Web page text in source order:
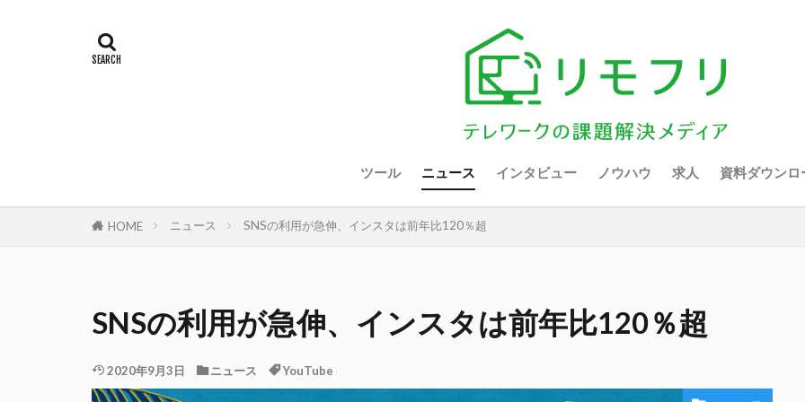
ツール ニュース インタビュー ノウハウ 求人 資料ダウンロ
HOME ニュース SNSの利用が急伸、インスタは前年比120％超
SNSの利用が急伸、インスタは前年比120％超
2020年9月3日 ニュース YouTube